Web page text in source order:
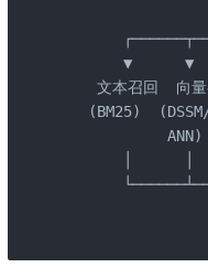
▼      ▼
文本召回  向
(BM25)
ANN)